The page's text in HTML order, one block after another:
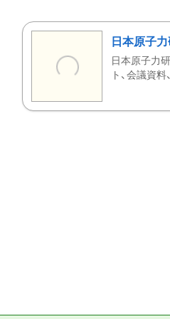
日本原子
日本原子力
ト、会議資